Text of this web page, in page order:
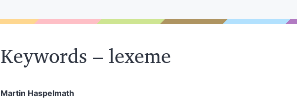
Keywords – lexeme
Martin Haspelmath